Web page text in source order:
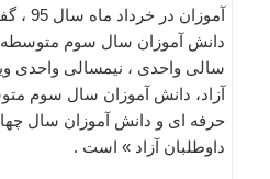
دانش آموزان سال سوم
سالی واحدی ، نیمسالی واحدی
آزاد، دانش آموزان سال سوم
حرفه ای و دانش آموزان سال
داوطلبان آزاد » است .